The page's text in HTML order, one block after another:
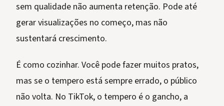
sem qualidade não aumenta retenção. Pode até
gerar visualizações no começo, mas não
sustentará crescimento.
É como cozinhar. Você pode fazer muitos pratos,
mas se o tempero está sempre errado, o público
não volta. No TikTok, o tempero é o gancho, a